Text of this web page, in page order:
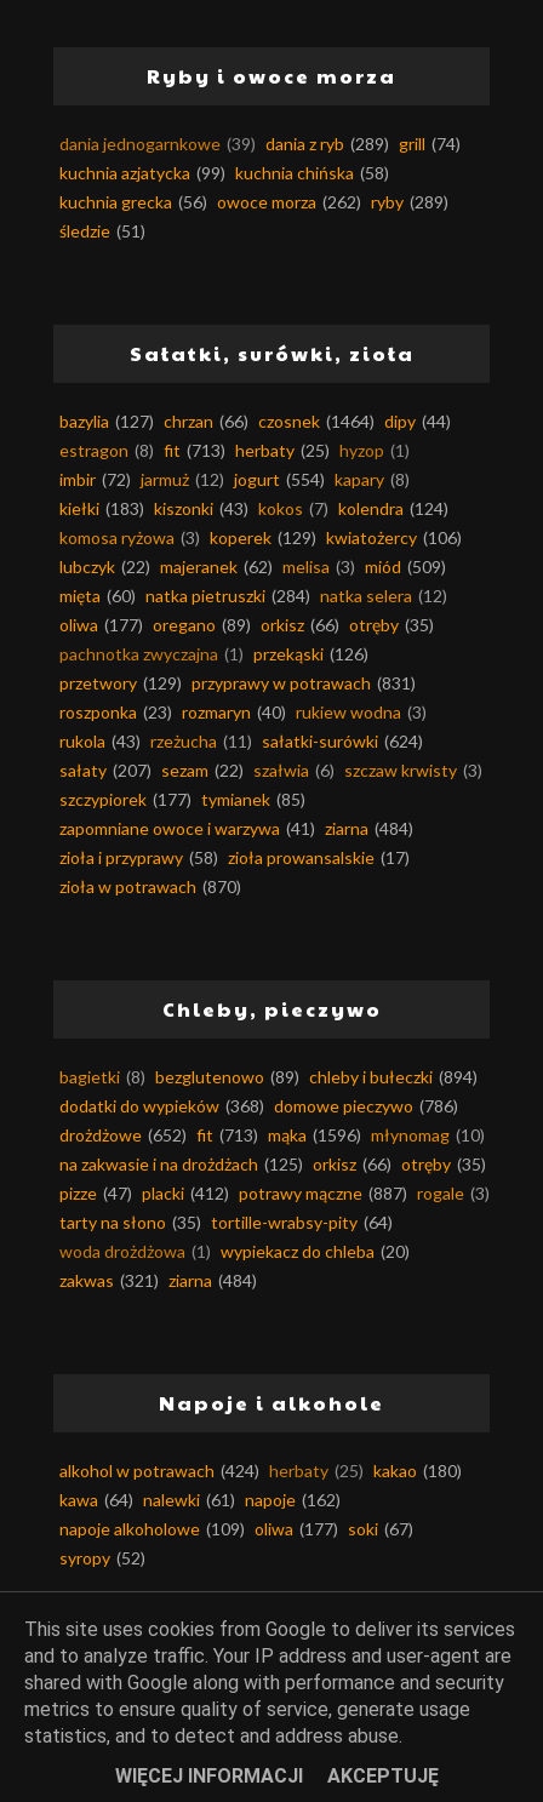
Ryby i owoce morza
dania jednogarnkowe (39) dania z ryb (289) grill (74)
kuchnia azjatycka (99) kuchnia chińska (58)
kuchnia grecka (56) owoce morza (262) ryby (289)
śledzie (51)
Sałatki, surówki, zioła
bazylia (127) chrzan (66) czosnek (1464) dipy (44)
estragon (8) fit (713) herbaty (25) hyzop (1)
imbir (72) jarmuż (12) jogurt (554) kapary (8)
kiełki (183) kiszonki (43) kokos (7) kolendra (124)
komosa ryżowa (3) koperek (129) kwiatożercy (106)
lubczyk (22) majeranek (62) melisa (3) miód (509)
mięta (60) natka pietruszki (284) natka selera (12)
oliwa (177) oregano (89) orkisz (66) otręby (35)
pachnotka zwyczajna (1) przekąski (126)
przetwory (129) przyprawy w potrawach (831)
roszponka (23) rozmaryn (40) rukiew wodna (3)
rukola (43) rzeżucha (11) sałatki-surówki (624)
sałaty (207) sezam (22) szałwia (6) szczaw krwisty (3)
szczypiorek (177) tymianek (85)
zapomniane owoce i warzywa (41) ziarna (484)
zioła i przyprawy (58) zioła prowansalskie (17)
zioła w potrawach (870)
Chleby, pieczywo
bagietki (8) bezglutenowo (89) chleby i bułeczki (894)
dodatki do wypieków (368) domowe pieczywo (786)
drożdżowe (652) fit (713) mąka (1596) młynomag (10)
na zakwasie i na drożdżach (125) orkisz (66) otręby (35)
pizze (47) placki (412) potrawy mączne (887) rogale (3)
tarty na słono (35) tortille-wrabsy-pity (64)
woda drożdżowa (1) wypiekacz do chleba (20)
zakwas (321) ziarna (484)
Napoje i alkohole
alkohol w potrawach (424) herbaty (25) kakao (180)
kawa (64) nalewki (61) napoje (162)
napoje alkoholowe (109) oliwa (177) soki (67)
syropy (52)
Owoce
agrest (23) ananasy (10) arbuz (17) aronia (5)
awokado (99) bakalie (370) banany (50) borówki
This site uses cookies from Google to deliver its services
and to analyze traffic. Your IP address and user-agent are
shared with Google along with performance and security
metrics to ensure quality of service, generate usage
statistics, and to detect and address abuse.
WIĘCEJ INFORMACJI
AKCEPTUJĘ